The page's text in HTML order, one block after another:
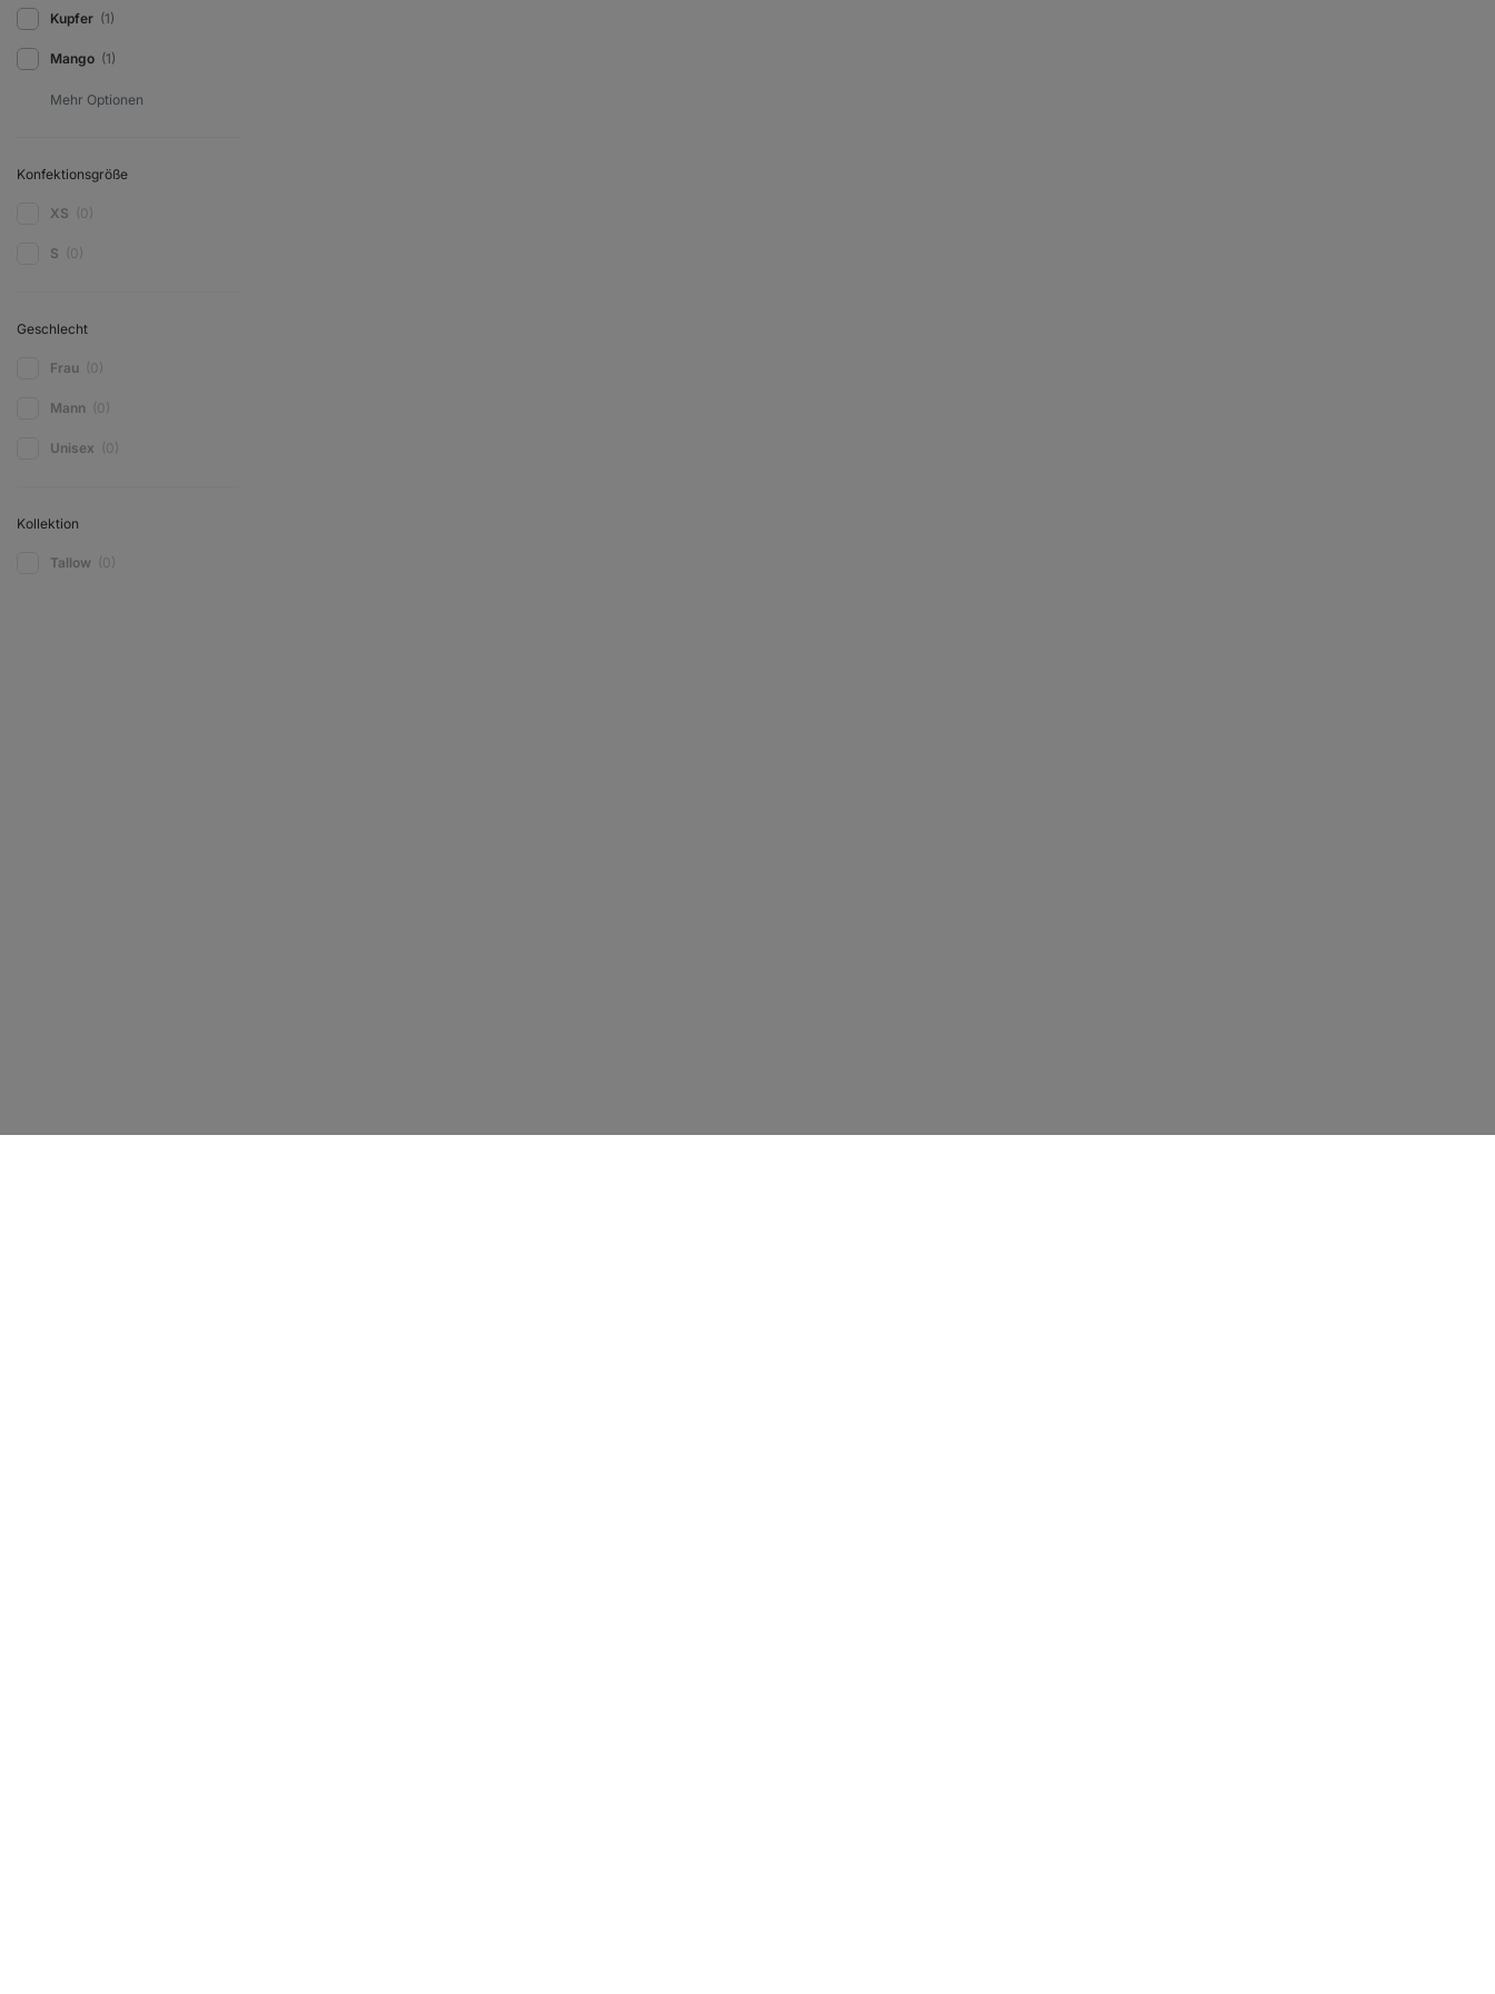
Kupfer (1)
Mango (1)
Konfektionsgröße
XS (0)
S (0)
Geschlecht
Frau (0)
Mann (0)
Unisex (0)
Kollektion
Tallow (0)